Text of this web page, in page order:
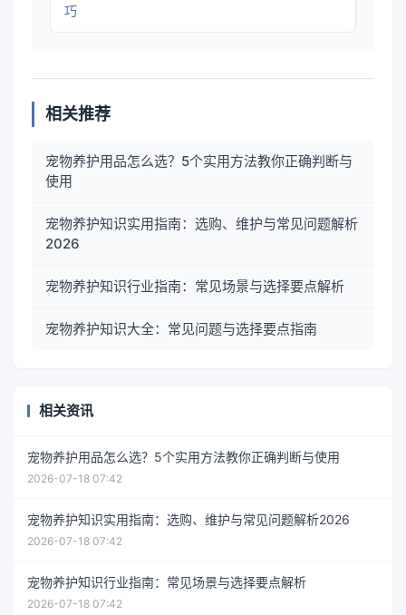
巧
相关推荐
宠物养护用品怎么选？5个实用方法教你正确判断与
使用
宠物养护知识实用指南：选购、维护与常见问题解析
2026
宠物养护知识行业指南：常见场景与选择要点解析
宠物养护知识大全：常见问题与选择要点指南
相关资讯
宠物养护用品怎么选？5个实用方法教你正确判断与使用
2026-07-18 07:42
宠物养护知识实用指南：选购、维护与常见问题解析2026
2026-07-18 07:42
宠物养护知识行业指南：常见场景与选择要点解析
2026-07-18 07:42